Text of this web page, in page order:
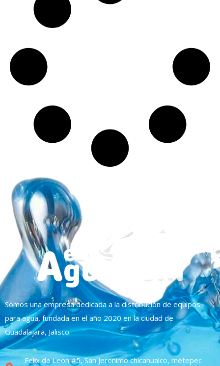
Somos una empresa dedicada a la distribución de equipos
para agua, fundada en el año 2020 en la ciudad de
Guadalajara, Jalisco.
Felix de Leon #5, San Jeronimo chicahualco, metepec